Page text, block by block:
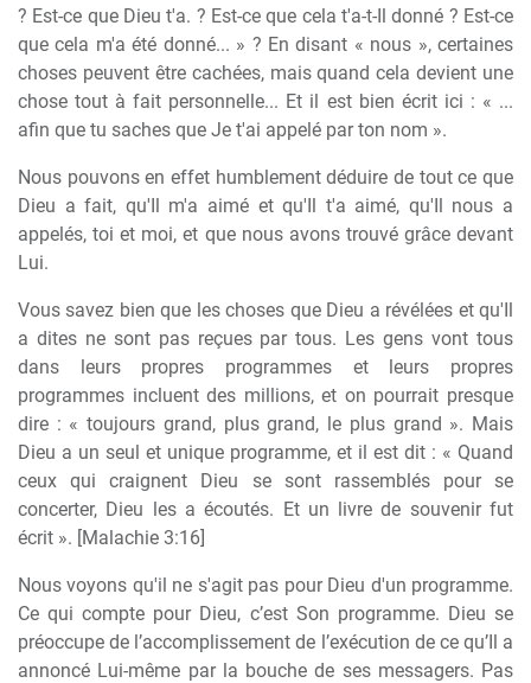
? Est-ce que Dieu t'a. ? Est-ce que cela t'a-t-Il donné ? Est-ce
que cela m'a été donné... » ? En disant « nous », certaines
choses peuvent être cachées, mais quand cela devient une
chose tout à fait personnelle... Et il est bien écrit ici : « ...
afin que tu saches que Je t'ai appelé par ton nom ».
Nous pouvons en effet humblement déduire de tout ce que
Dieu a fait, qu'Il m'a aimé et qu'Il t'a aimé, qu'Il nous a
appelés, toi et moi, et que nous avons trouvé grâce devant
Lui.
Vous savez bien que les choses que Dieu a révélées et qu'Il
a dites ne sont pas reçues par tous. Les gens vont tous
dans leurs propres programmes et leurs propres
programmes incluent des millions, et on pourrait presque
dire : « toujours grand, plus grand, le plus grand ». Mais
Dieu a un seul et unique programme, et il est dit : « Quand
ceux qui craignent Dieu se sont rassemblés pour se
concerter, Dieu les a écoutés. Et un livre de souvenir fut
écrit ». [Malachie 3:16]
Nous voyons qu'il ne s'agit pas pour Dieu d'un programme.
Ce qui compte pour Dieu, c’est Son programme. Dieu se
préoccupe de l’accomplissement de l’exécution de ce qu’Il a
annoncé Lui-même par la bouche de ses messagers. Pas